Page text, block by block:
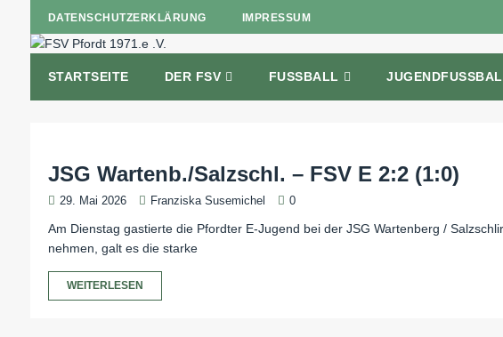
DATENSCHUTZERKLÄRUNG IMPRESSUM
STARTSEITE DER FSV FUSSBALL JUGENDFUSSBALL
JSG Wartenb./Salzschl. – FSV E 2:2 (1:0)
29. Mai 2026 Franziska Susemichel 0
Am Dienstag gastierte die Pfordter E-Jugend bei der JSG Wartenberg /
nehmen, galt es die starke
WEITERLESEN